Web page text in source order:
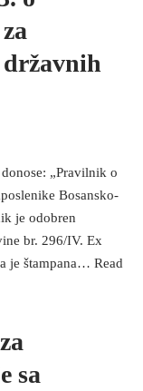
„Pravilnik o
Bosansko-
je odobren
br. 296/IV. Ex
je štampana… Read
sa